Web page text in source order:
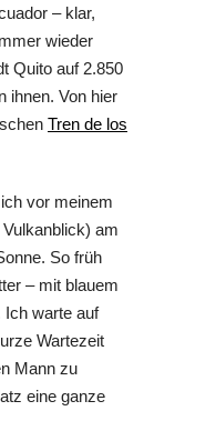
– klar,
wieder
Quito auf 2.850
ihnen. Von hier
Tren de los
vor meinem
Vulkanblick) am
So früh
– mit blauem
Ich warte auf
Wartezeit
Mann zu
eine ganze